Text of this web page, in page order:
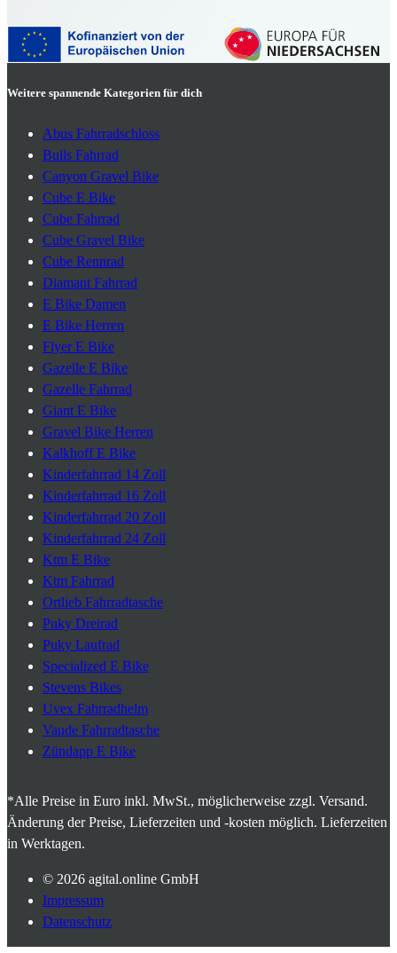
Weitere spannende Kategorien für dich
Abus Fahrradschloss
Bulls Fahrrad
Canyon Gravel Bike
Cube E Bike
Cube Fahrrad
Cube Gravel Bike
Cube Rennrad
Diamant Fahrrad
E Bike Damen
E Bike Herren
Flyer E Bike
Gazelle E Bike
Gazelle Fahrrad
Giant E Bike
Gravel Bike Herren
Kalkhoff E Bike
Kinderfahrrad 14 Zoll
Kinderfahrrad 16 Zoll
Kinderfahrrad 20 Zoll
Kinderfahrrad 24 Zoll
Ktm E Bike
Ktm Fahrrad
Ortlieb Fahrradtasche
Puky Dreirad
Puky Laufrad
Specialized E Bike
Stevens Bikes
Uvex Fahrradhelm
Vaude Fahrradtasche
Zündapp E Bike
*Alle Preise in Euro inkl. MwSt., möglicherweise zzgl. Versand.
Änderung der Preise, Lieferzeiten und -kosten möglich. Lieferzeiten
in Werktagen.
© 2026 agital.online GmbH
Impressum
Datenschutz